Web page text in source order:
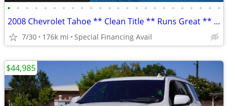
• • • • • • • • • • • • • • • • • • • • • • • •
2008 Chevrolet Tahoe ** Clean Title ** Runs Great ** We Finance
7/30 176k mi Special Financing Avail
$44,985